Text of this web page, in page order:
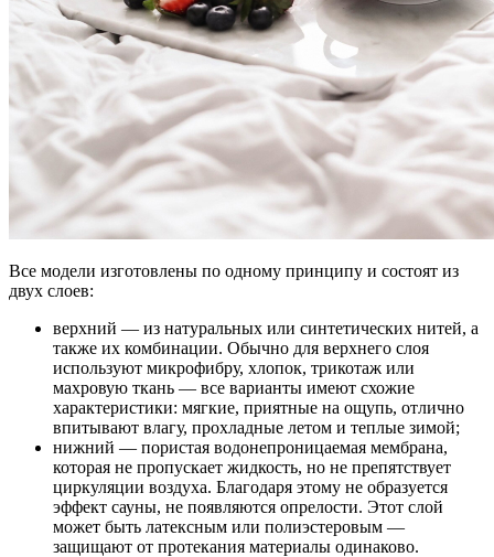
Все модели изготовлены по одному принципу и состоят из
двух слоев:
верхний — из натуральных или синтетических нитей, а
также их комбинации. Обычно для верхнего слоя
используют микрофибру, хлопок, трикотаж или
махровую ткань — все варианты имеют схожие
характеристики: мягкие, приятные на ощупь, отлично
впитывают влагу, прохладные летом и теплые зимой;
нижний — пористая водонепроницаемая мембрана,
которая не пропускает жидкость, но не препятствует
циркуляции воздуха. Благодаря этому не образуется
эффект сауны, не появляются опрелости. Этот слой
может быть латексным или полиэстеровым —
защищают от протекания материалы одинаково.